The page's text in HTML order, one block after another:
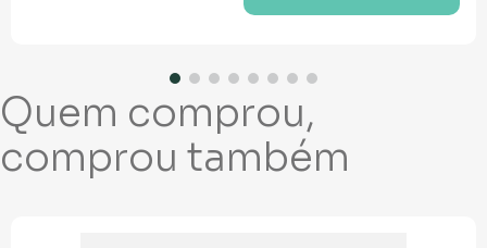
Quem comprou,
comprou também